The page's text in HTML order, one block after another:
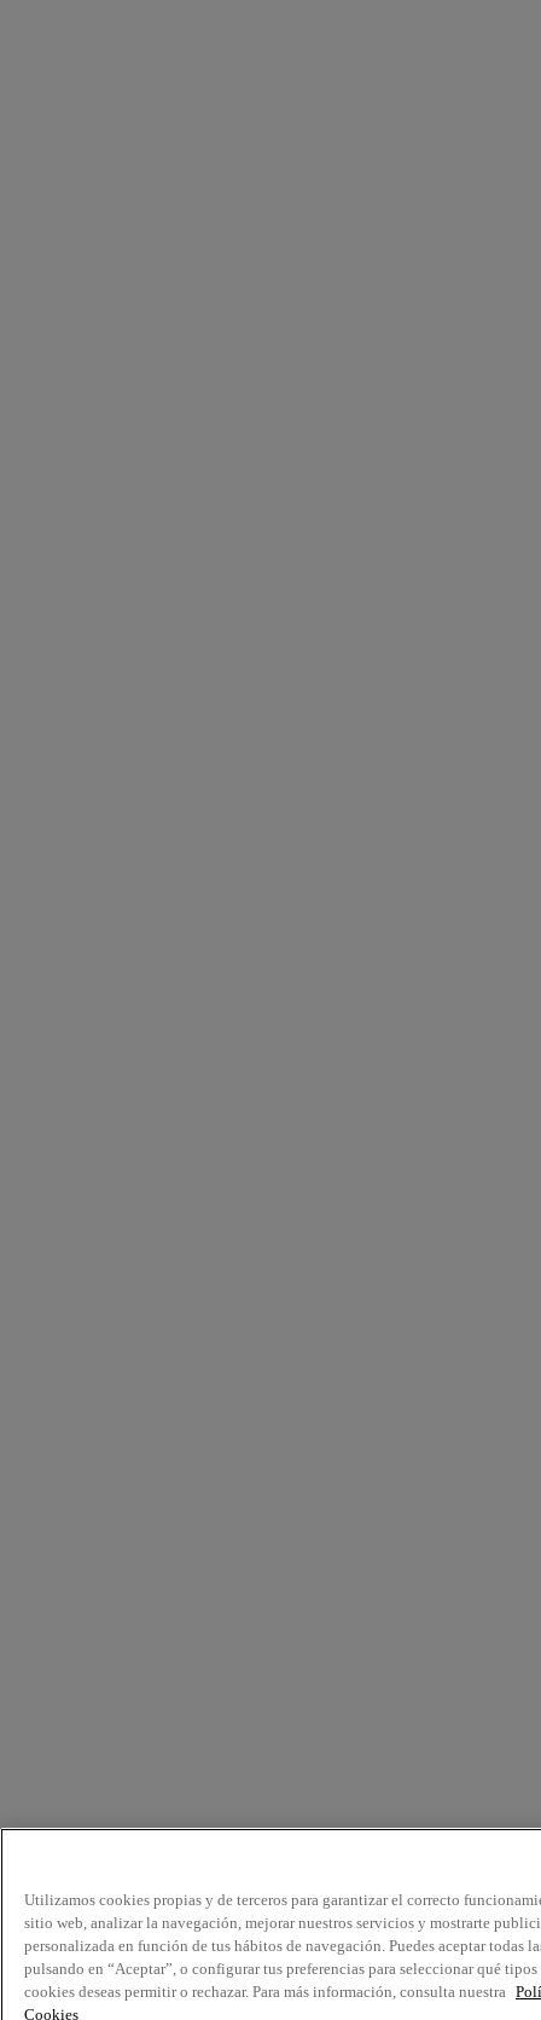
Utilizamos cookies propias y de terceros para garantizar el correcto
sitio web, analizar la navegación, mejorar nuestros servicios y mostrarte
personalizada en función de tus hábitos de navegación. Puedes aceptar todas
pulsando en “Aceptar”, o configurar tus preferencias para seleccionar qué tipos
cookies deseas permitir o rechazar. Para más información, consulta nuestra
Cookies